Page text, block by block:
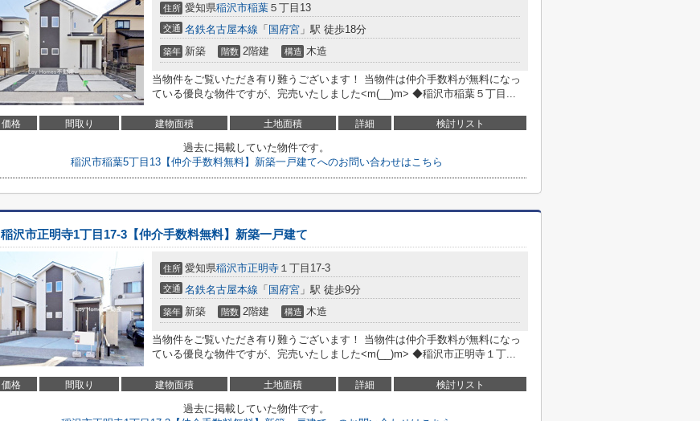
住所 愛知県稲沢市稲葉 ５丁目13
交通 名鉄名古屋本線 「 国府宮 」駅 徒歩18分
築年 新築 階数 2階建 構造 木造
当物件をご覧いただき有り難うございます！ 当物件は仲介手数料が無料になっ
ている優良な物件ですが、完売いたしました<m(__)m> ◆稲沢市稲葉５丁目...
価格 間取り 建物面積 土地面積 詳細 検討リスト
過去に掲載していた物件です。
稲沢市稲葉5丁目13【仲介手数料無料】新築一戸建てへのお問い合わせはこちら
稲沢市正明寺1丁目17-3【仲介手数料無料】新築一戸建て
住所 愛知県稲沢市正明寺 １丁目17-3
交通 名鉄名古屋本線 「 国府宮 」駅 徒歩9分
築年 新築 階数 2階建 構造 木造
当物件をご覧いただき有り難うございます！ 当物件は仲介手数料が無料になっ
ている優良な物件ですが、完売いたしました<m(__)m> ◆稲沢市正明寺１丁...
価格 間取り 建物面積 土地面積 詳細 検討リスト
過去に掲載していた物件です。